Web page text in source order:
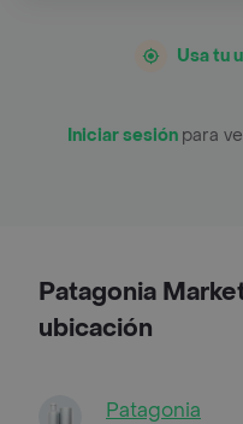
Usa tu
Iniciar sesión para
Patagonia
ubicación
Patagonia